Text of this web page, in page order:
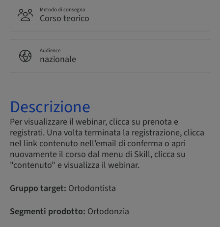
Metodo di consegna
Corso teorico
Audience
nazionale
Descrizione
Per visualizzare il webinar, clicca su prenota e
registrati. Una volta terminata la registrazione, clicca
nel link contenuto nell'email di conferma o apri
nuovamente il corso dal menu di Skill, clicca su
"contenuto" e visualizza il webinar.
Gruppo target: Ortodontista
Segmenti prodotto: Ortodonzia